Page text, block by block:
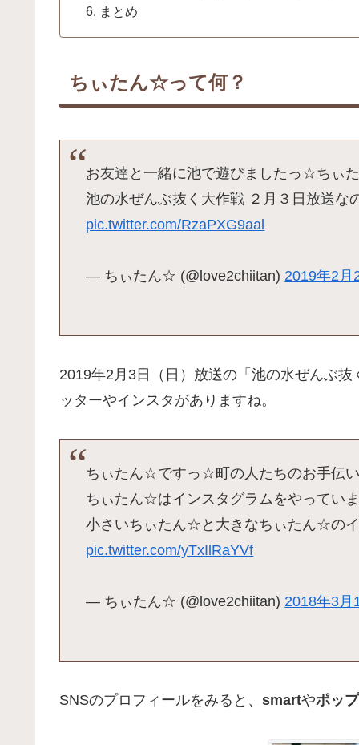
まとめ
ちぃたん☆って何？
お友達と一緒に池で遊びましたっ☆ちぃ
池の水ぜんぶ抜く大作戦 ２月３日放送
pic.twitter.com/RzaPXG9aal
— ちぃたん☆ (@love2chiitan) 2019年2月
2019年2月3日（日）放送の「池の水ぜんぶ
ッターやインスタがありますね。
ちぃたん☆ですっ☆町の人たちのお手伝
ちぃたん☆はインスタグラムをやってい
小さいちぃたん☆と大きなちぃたん☆の
pic.twitter.com/yTxIlRaYVf
— ちぃたん☆ (@love2chiitan) 2018年3月
SNSのプロフィールをみると、 smartやポッ